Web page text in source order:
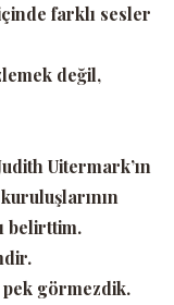
farklı sesler
değil,
Uitermark’ın
belirttim.
görmezdik.